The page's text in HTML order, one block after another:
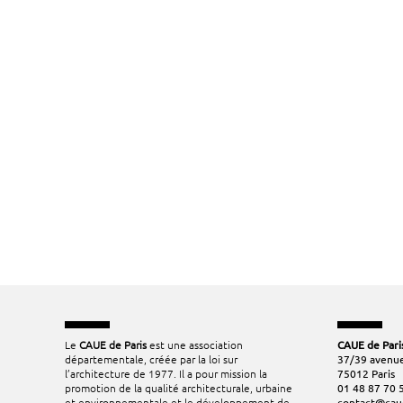
Le CAUE de Parisest une association
départementale, créée par la loi sur
l’architecture de 1977. Il a pour mission la
promotion de la qualité architecturale, urbaine
CAUE de
37/39
75012 Paris
01 48 87 70